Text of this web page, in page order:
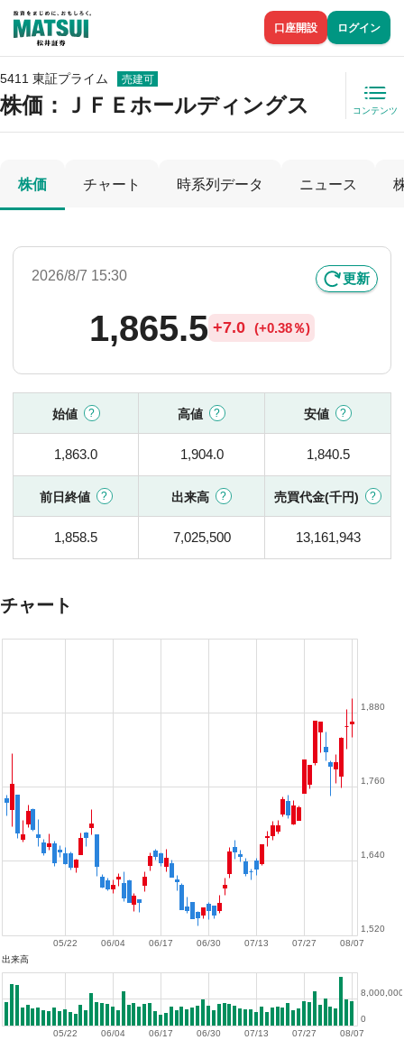
口座開設 ログイン
5411 東証プライム 売建可
株価 ：ＪＦＥホールディングス コンテンツ
株価 チャート 時系列データ ニュース
2026/8/7 15:30 更新
1,865.5 +7.0 (+0.38％)
始値 高値 安値
1,863.0 1,904.0 1,840.5
前日終値 出来高 売買代金(千円)
1,858.5 7,025,500 13,161,943
チャート
08/07
07/27
07/13
06/30
06/17
06/04
05/22
1,520
1,640
1,760
1,880
出来高
08/07
07/27
07/13
06/30
06/17
06/04
05/22
0
8,000,000